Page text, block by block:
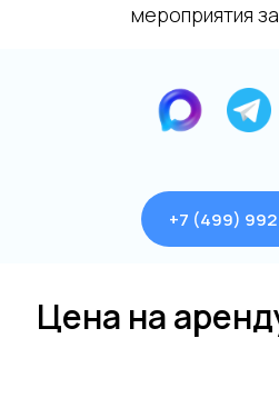
мероприятия
+7 (499)
Цена на